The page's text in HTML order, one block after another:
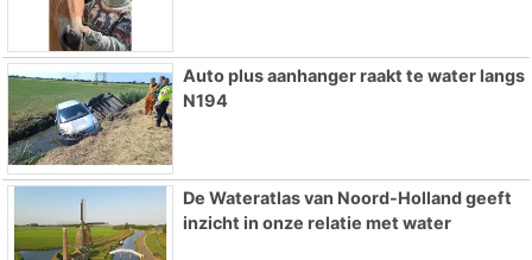
Auto plus aanhanger raakt te water langs
N194
De Wateratlas van Noord-Holland geeft
inzicht in onze relatie met water